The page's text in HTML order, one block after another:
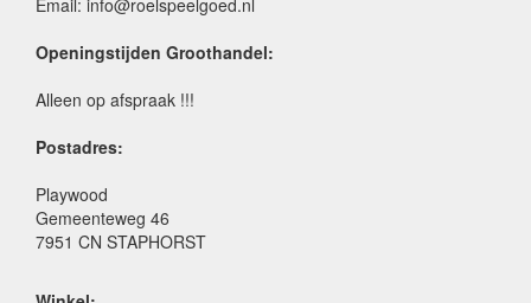
Openingstijden Groothandel:
Alleen op afspraak !!!
Postadres:
Playwood
Gemeenteweg 46
7951 CN STAPHORST